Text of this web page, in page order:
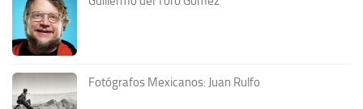
Fotógrafos Mexicanos: Juan Rulfo